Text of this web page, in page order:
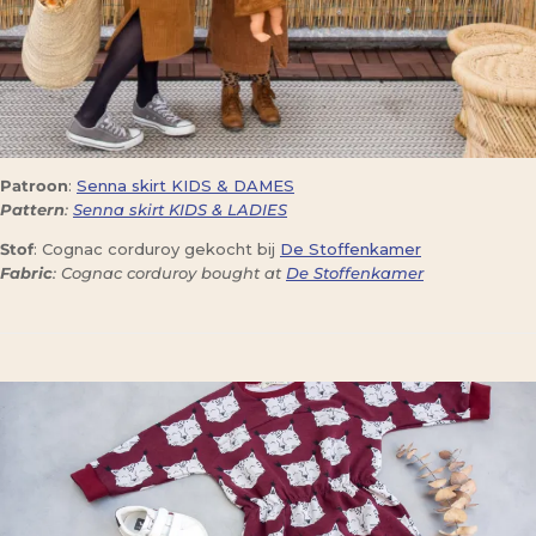
Patroon: Senna skirt KIDS & DAMES
Pattern: Senna skirt KIDS & LADIES
Stof: Cognac corduroy gekocht bij De Stoffenkamer
Fabric: Cognac corduroy bought at De Stoffenkamer